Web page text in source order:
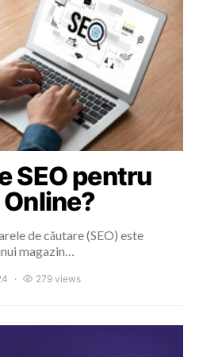
SEO pentru
de căutare (SEO) este
magazin…
279 views